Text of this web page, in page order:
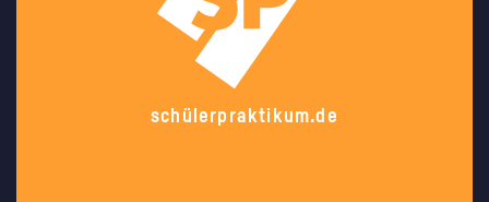
schülerpraktikum.de